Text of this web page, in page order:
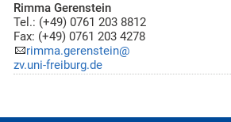
Rimma Gerenstein
Tel.: (+49) 0761 203 8812
Fax: (+49) 0761 203 4278
rimma.gerenstein@
zv.uni-freiburg.de